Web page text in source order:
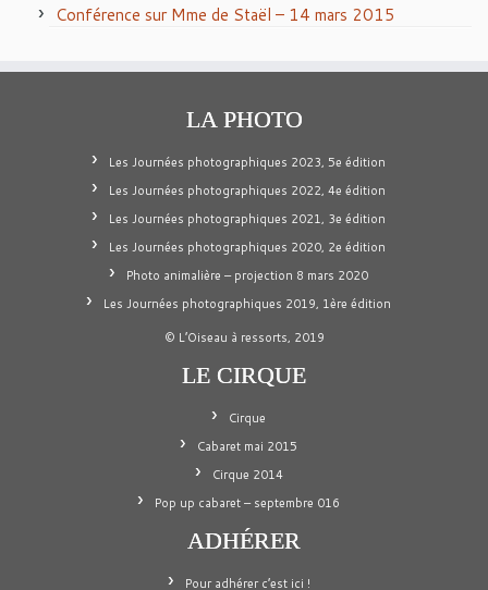
Conférence sur Mme de Staël – 14 mars 2015
LA PHOTO
Les Journées photographiques 2023, 5e édition
Les Journées photographiques 2022, 4e édition
Les Journées photographiques 2021, 3e édition
Les Journées photographiques 2020, 2e édition
Photo animalière – projection 8 mars 2020
Les Journées photographiques 2019, 1ère édition
© L’Oiseau à ressorts, 2019
LE CIRQUE
Cirque
Cabaret mai 2015
Cirque 2014
Pop up cabaret – septembre 016
ADHÉRER
Pour adhérer c’est ici !